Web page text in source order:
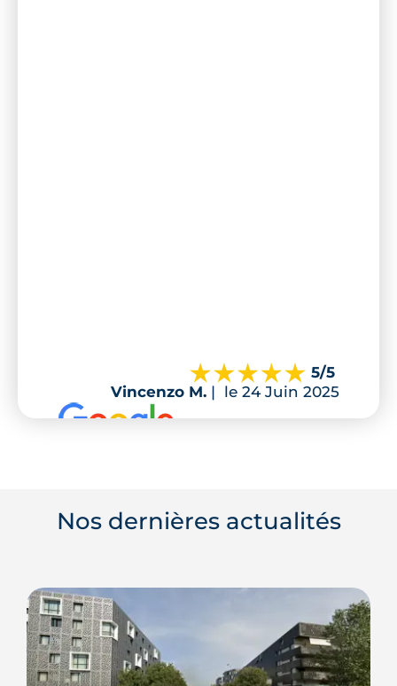
5/5
Vincenzo M. | le 24 Juin 2025
Nos dernières actualités